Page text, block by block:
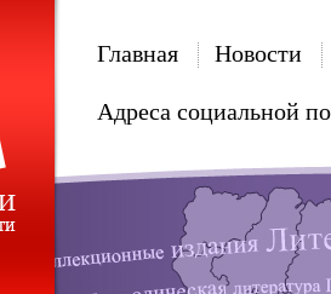
Главная Новости
Адреса социальной